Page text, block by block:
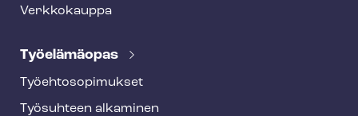
Verkkokauppa
Työelämäopas
Työ­eh­to­so­pi­muk­set
Työsuhteen alkaminen